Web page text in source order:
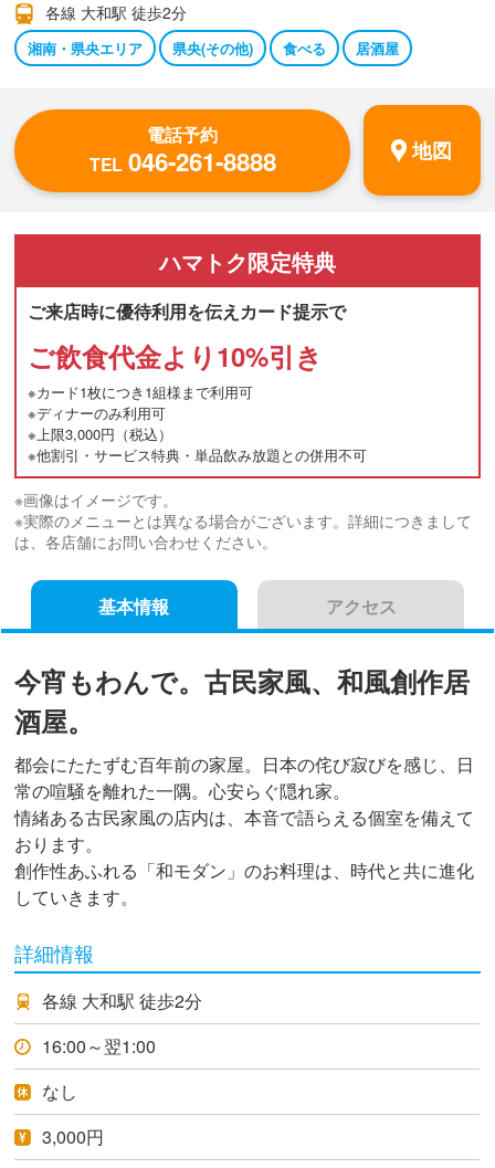
各線 大和駅 徒歩2分
湘南・県央エリア 県央(その他) 食べる 居酒屋
電話予約
TEL 046-261-8888 地図
ハマトク限定特典
ご来店時に優待利用を伝えカード提示で
ご飲食代金より10%引き
※カード1枚につき1組様まで利用可
※ディナーのみ利用可
※上限3,000円（税込）
※他割引・サービス特典・単品飲み放題との併用不可
※画像はイメージです。
※実際のメニューとは異なる場合がございます。詳細につきまして
は、各店舗にお問い合わせください。
基本情報 アクセス
今宵もわんで。古民家風、和風創作居
酒屋。
都会にたたずむ百年前の家屋。日本の侘び寂びを感じ、日
常の喧騒を離れた一隅。心安らぐ隠れ家。
情緒ある古民家風の店内は、本音で語らえる個室を備えて
おります。
創作性あふれる「和モダン」のお料理は、時代と共に進化
していきます。
詳細情報
各線 大和駅 徒歩2分
16:00～翌1:00
なし
3,000円